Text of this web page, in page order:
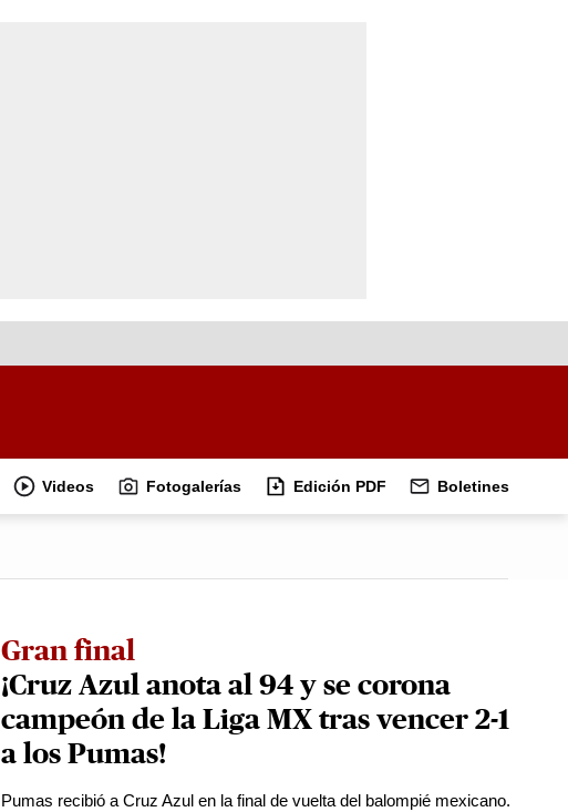
Videos Fotogalerías Edición PDF Boletines
Gran final
¡Cruz Azul anota al 94 y se corona
campeón de la Liga MX tras vencer 2-1
a los Pumas!
Pumas recibió a Cruz Azul en la final de vuelta del balompié mexicano.